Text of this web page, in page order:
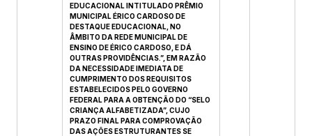
EDUCACIONAL INTITULADO PRÊMIO
MUNICIPAL ÉRICO CARDOSO DE
DESTAQUE EDUCACIONAL, NO
ÂMBITO DA REDE MUNICIPAL DE
ENSINO DE ÉRICO CARDOSO, E DÁ
OUTRAS PROVIDÊNCIAS.”, EM RAZÃO
DA NECESSIDADE IMEDIATA DE
CUMPRIMENTO DOS REQUISITOS
ESTABELECIDOS PELO GOVERNO
FEDERAL PARA A OBTENÇÃO DO “SELO
CRIANÇA ALFABETIZADA”, CUJO
PRAZO FINAL PARA COMPROVAÇÃO
DAS AÇÕES ESTRUTURANTES SE